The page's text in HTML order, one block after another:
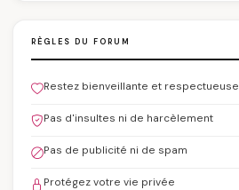
RÈGLES DU FORUM
Restez bienveillante et respectueuse
Pas d'insultes ni de harcèlement
Pas de publicité ni de spam
Protégez votre vie privée